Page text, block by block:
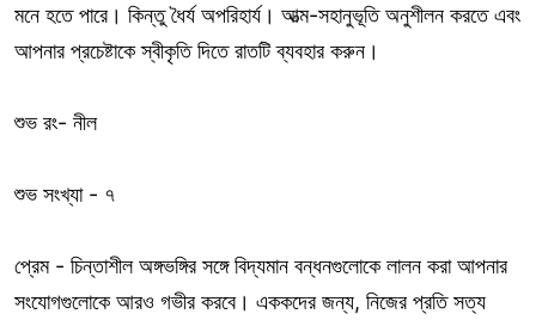
মনে হতে পারে। কিন্তু ধৈর্য অপরিহার্য। আত্ম-সহানুভূতি অনুশীলন করতে এবং
আপনার প্রচেষ্টাকে স্বীকৃতি দিতে রাতটি ব্যবহার করুন।
শুভ রং- নীল
শুভ সংখ্যা - ৭
প্রেম - চিন্তাশীল অঙ্গভঙ্গির সঙ্গে বিদ্যমান বন্ধনগুলোকে লালন করা আপনার
সংযোগগুলোকে আরও গভীর করবে। এককদের জন্য, নিজের প্রতি সত্য